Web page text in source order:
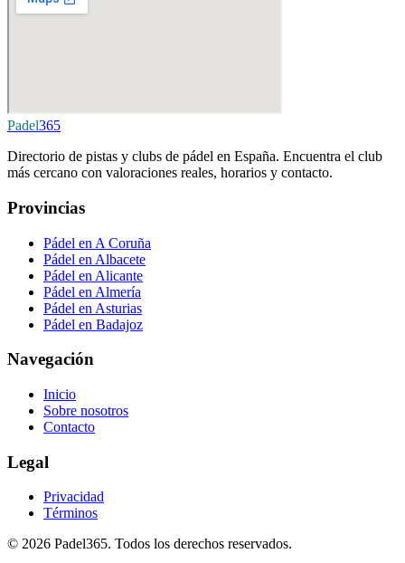
Padel365
Directorio de pistas y clubs de pádel en España. Encuentra el club
más cercano con valoraciones reales, horarios y contacto.
Provincias
Pádel en A Coruña
Pádel en Albacete
Pádel en Alicante
Pádel en Almería
Pádel en Asturias
Pádel en Badajoz
Navegación
Inicio
Sobre nosotros
Contacto
Legal
Privacidad
Términos
© 2026 Padel365. Todos los derechos reservados.